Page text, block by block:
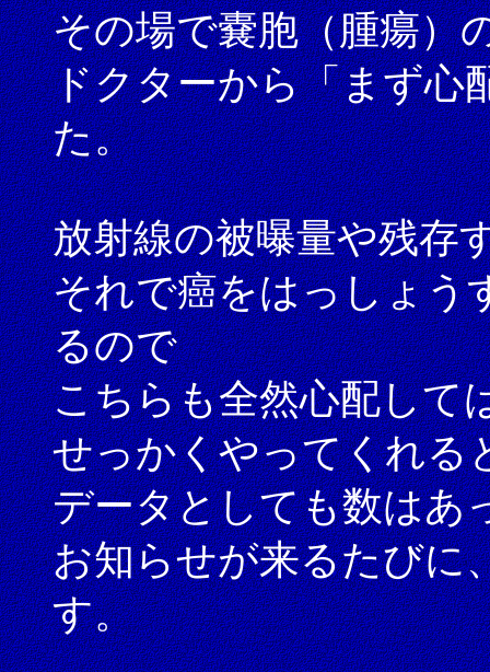
その場で嚢胞（腫瘍）
ドクターから「まず心
た。
放射線の被曝量や残存
それで癌をはっしょう
るので
こちらも全然心配して
せっかくやってくれる
データとしても数はあ
お知らせが来るたびに
す。